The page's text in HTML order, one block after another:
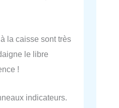
la caisse sont très
le libre
!
indicateurs.